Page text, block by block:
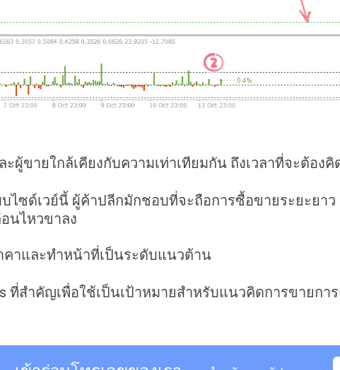
ผู้ขายใกล้เคียงกับความเท่าเทียมกัน ถึงเวลาที่จะต้องคิ
ไซด์เวย์นี้ ผู้ค้าปลีกมักชอบที่จะถือการซื้อขายระยะยาว
นไหวขาลง
คาและทำหน้าที่เป็นระดับแนวต้าน
ที่สำคัญเพื่อใช้เป็นเป้าหมายสำหรับแนวคิดการขายการ